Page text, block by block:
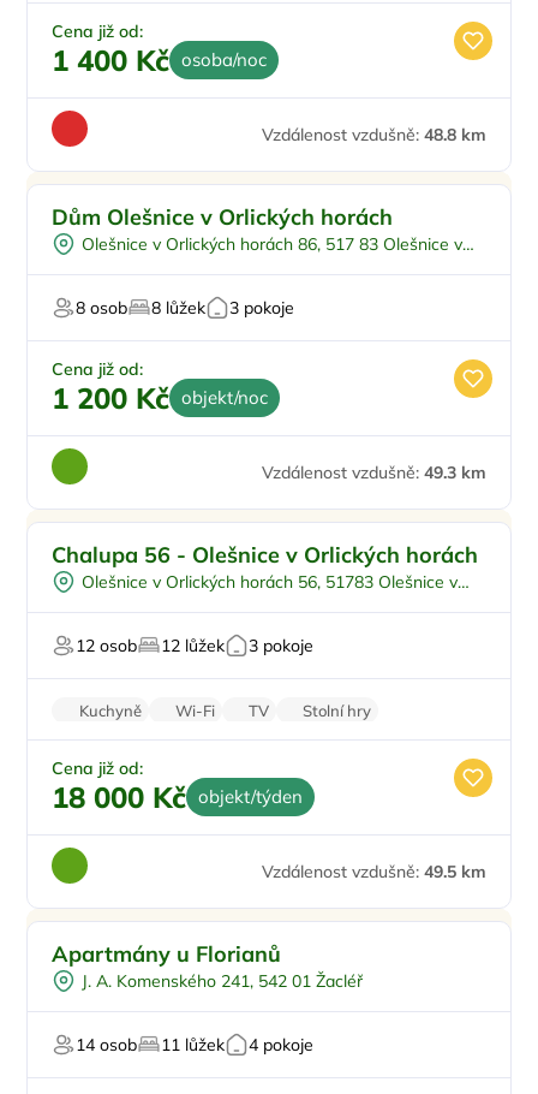
Cena již od:
1 400 Kč osoba/noc
Vzdálenost vzdušně: 48.8 km
Dům Olešnice v Orlických horách
Olešnice v Orlických horách 86, 517 83 Olešnice v
8 osob
8 lůžek 3 pokoje
Cena již od:
1 200 Kč objekt/noc
Vzdálenost vzdušně: 49.3 km
Pro cyklisty
Restaurace
Pro milovníky přírody
Chalupa 56 - Olešnice v Orlických horách
Olešnice v Orlických horách 56, 51783 Olešnice v
12 osob
12 lůžek 3 pokoje
Kuchyně Wi-Fi TV
Stolní hry
Parkování zdarma
Cena již od:
18 000 Kč objekt/týden
Vzdálenost vzdušně: 49.5 km
Apartmány u Florianů
J. A. Komenského 241, 542 01 Žacléř
14 osob 11 lůžek 4 pokoje